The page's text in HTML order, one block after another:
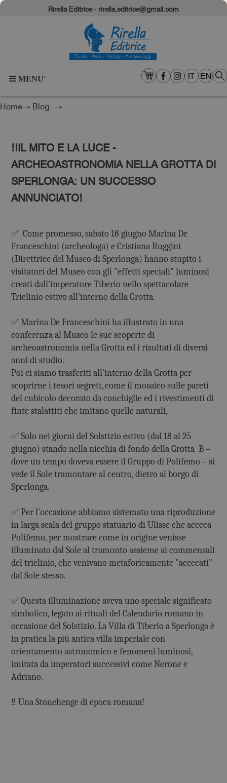
Rirella Editrice - rirella.editrice@gmail.com
MENU'
Home→ Blog →
‼️IL MITO E LA LUCE -
ARCHEOASTRONOMIA NELLA GROTTA DI
SPERLONGA: UN SUCCESSO
ANNUNCIATO!
✅ Come promesso, sabato 18 giugno Marina De
Franceschini (archeologa) e Cristiana Ruggini
(Direttrice del Museo di Sperlonga) hanno stupito i
visitatori del Museo con gli "effetti speciali" luminosi
creati dall'imperatore Tiberio nello spettacolare
Triclinio estivo all'interno della Grotta.
✅ Marina De Franceschini ha illustrato in una
conferenza al Museo le sue scoperte di
archeoastronomia nella Grotta ed i risultati di diversi
anni di studio.
Poi ci siamo trasferiti all'interno della Grotta per
scoprirne i tesori segreti, come il mosaico sulle pareti
del cubicolo decorato da conchiglie ed i rivestimenti di
finte stalattiti che imitano quelle naturali,
✅ Solo nei giorni del Solstizio estivo (dal 18 al 25
giugno) stando nella nicchia di fondo della Grotta B –
dove un tempo doveva essere il Gruppo di Polifemo – si
vede il Sole tramontare al centro, dietro al borgo di
Sperlonga.
✅ Per l'occasione abbiamo sistemato una riproduzione
in larga scala del gruppo statuario di Ulisse che acceca
Polifemo, per mostrare come in origine venisse
illuminato dal Sole al tramonto assieme ai commensali
del triclinio, che venivano metaforicamente "accecati"
dal Sole stesso.
✅ Questa illuminazione aveva uno speciale significato
simbolico, legato ai rituali del Calendario romano in
occasione del Solstizio. La Villa di Tiberio a Sperlonga è
in pratica la più antica villa imperiale con
orientamento astronomico e fenomeni luminosi,
imitata da imperatori successivi come Nerone e
Adriano.
‼️ Una Stonehenge di epoca romana!